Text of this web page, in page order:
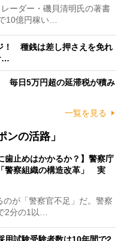
ーダー・磯貝清明氏の著書
10億円稼い…
！ 種銭は差し押さえを免れ
…
毎日5万円超の延滞税が積み
一覧を見る
の活路」
歯止めはかかるか？】警察庁
警察組織の構造改革」 実
が「警察官不足」だ。警察
2分の1以…
用試験受験者数は10年間で2